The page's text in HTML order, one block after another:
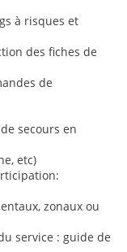
à risques et
des fiches de
de
secours en
etc)
zonaux ou
service : guide de